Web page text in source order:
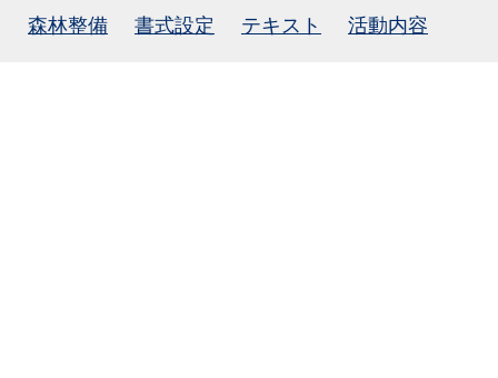
森林整備
書式設定 テキスト 活動内容